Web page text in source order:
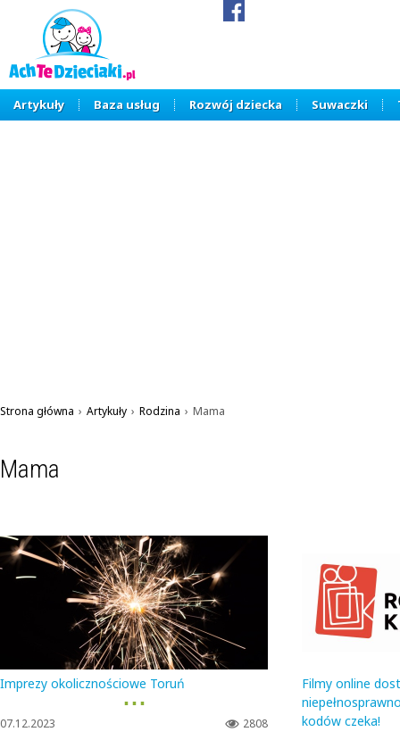
Artykuły Baza usług Rozwój dziecka Suwaczki
Strona główna › Artykuły › Rodzina › Mama
Mama
Imprezy okolicznościowe Toruń
▪ ▪ ▪
2808
07.12.2023
Filmy online
kodów czeka!